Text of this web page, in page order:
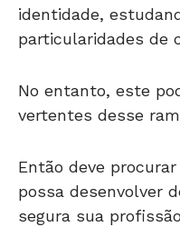
identidade,
particularidades de
No entanto, este
vertentes desse
Então deve
possa desenvolver
segura sua